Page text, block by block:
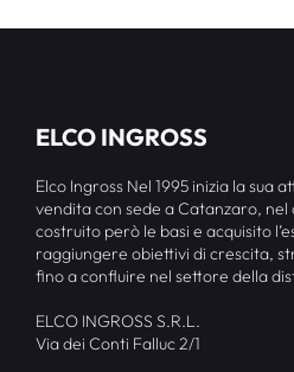
ELCO INGROSS
Elco Ingross Nel 1995 inizia la sua
vendita con sede a Catanzaro, nel
costruito però le basi e acquisito
raggiungere obiettivi di crescita,
fino a confluire nel settore della
ELCO INGROSS S.R.L.
Via dei Conti Falluc 2/1